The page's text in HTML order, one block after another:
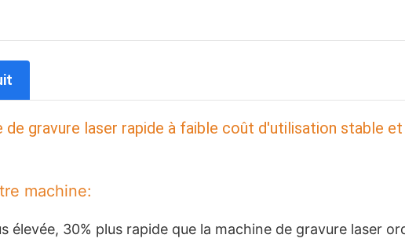
de gravure laser rapide à faible coût d'utilisation stable
machine:
élevée, 30% plus rapide que la machine de gravure laser